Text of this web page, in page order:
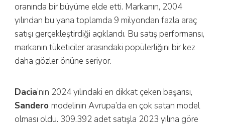
oranında bir büyüme elde etti. Markanın, 2004
yılından bu yana toplamda 9 milyondan fazla araç
satışı gerçekleştirdiği açıklandı. Bu satış performansı,
markanın tüketiciler arasındaki popülerliğini bir kez
daha gözler önüne seriyor.
Dacia’nın 2024 yılındaki en dikkat çeken başarısı,
Sandero modelinin Avrupa’da en çok satan model
olması oldu. 309.392 adet satışla 2023 yılına göre